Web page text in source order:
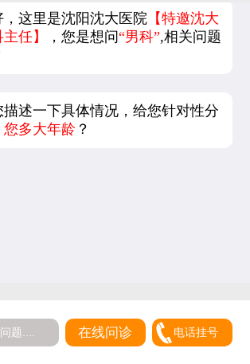
，这里是沈阳沈大医院 【特邀沈大
任】
，您是想问“男科”,相关问题
描述一下具体情况，给您针对性分
您多大年龄 ？
在线问诊 电话挂号